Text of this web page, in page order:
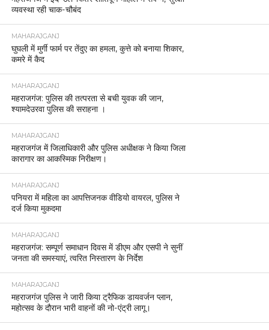
व्यवस्था रही चाक-चौबंद
MAHARAJGANJ
घुघली में मुर्गी फार्म पर तेंदुए का हमला, कुत्ते को बनाया शिकार,
कमरे में कैद
MAHARAJGANJ
महराजगंज: पुलिस की तत्परता से बची युवक की जान,
श्यामदेउरवा पुलिस की सराहना ।
MAHARAJGANJ
महराजगंज में जिलाधिकारी और पुलिस अधीक्षक ने किया जिला
कारागार का आकस्मिक निरीक्षण।
MAHARAJGANJ
पनियरा में महिला का आपत्तिजनक वीडियो वायरल, पुलिस ने
दर्ज किया मुकदमा
MAHARAJGANJ
महराजगंज: सम्पूर्ण समाधान दिवस में डीएम और एसपी ने सुनीं
जनता की समस्याएं, त्वरित निस्तारण के निर्देश
MAHARAJGANJ
महराजगंज पुलिस ने जारी किया ट्रैफिक डायवर्जन प्लान,
महोत्सव के दौरान भारी वाहनों की नो-एंट्री लागू।